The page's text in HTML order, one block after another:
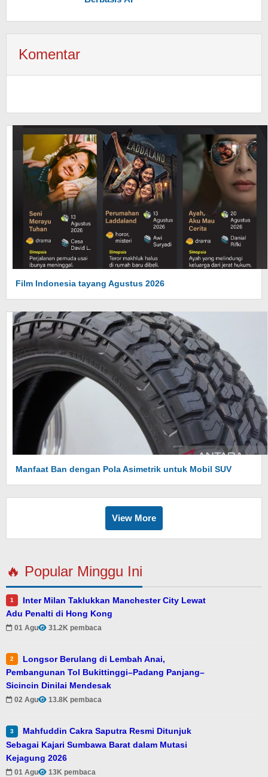
Komentar
Film Indonesia tayang Agustus 2026
Manfaat Ban dengan Pola Asimetrik untuk Mobil SUV
View More
🔥 Popular Minggu Ini
1
Inter Milan Taklukkan Manchester City Lewat
Adu Penalti di Hong Kong
01 Agu 31.2K pembaca
2
Longsor Berulang di Lembah Anai,
Pembangunan Tol Bukittinggi–Padang Panjang–
Sicincin Dinilai Mendesak
02 Agu 13.8K pembaca
3
Mahfuddin Cakra Saputra Resmi Ditunjuk
Sebagai Kajari Sumbawa Barat dalam Mutasi
Kejagung 2026
01 Agu 13K pembaca